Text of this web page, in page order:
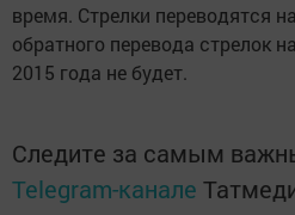
время. Стрелки переводятся
обратного перевода стрелок
2015 года не будет.
Следите за самым
Telegram-канале